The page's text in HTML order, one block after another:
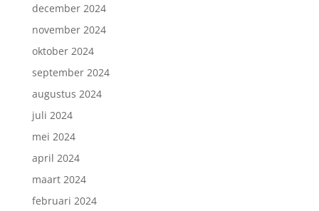
december 2024
november 2024
oktober 2024
september 2024
augustus 2024
juli 2024
mei 2024
april 2024
maart 2024
februari 2024